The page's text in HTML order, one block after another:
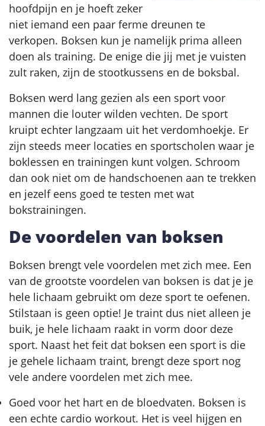
hoofdpijn en je hoeft zeker
niet iemand een paar ferme dreunen te
verkopen. Boksen kun je namelijk prima alleen
doen als training. De enige die jij met je vuisten
zult raken, zijn de stootkussens en de boksbal.
Boksen werd lang gezien als een sport voor
mannen die louter wilden vechten. De sport
kruipt echter langzaam uit het verdomhoekje. Er
zijn steeds meer locaties en sportscholen waar je
boklessen en trainingen kunt volgen. Schroom
dan ook niet om de handschoenen aan te trekken
en jezelf eens goed te testen met wat
bokstrainingen.
De voordelen van boksen
Boksen brengt vele voordelen met zich mee. Een
van de grootste voordelen van boksen is dat je je
hele lichaam gebruikt om deze sport te oefenen.
Stilstaan is geen optie! Je traint dus niet alleen je
buik, je hele lichaam raakt in vorm door deze
sport. Naast het feit dat boksen een sport is die
je gehele lichaam traint, brengt deze sport nog
vele andere voordelen met zich mee.
Goed voor het hart en de bloedvaten. Boksen is
een echte cardio workout. Het is veel hijgen en